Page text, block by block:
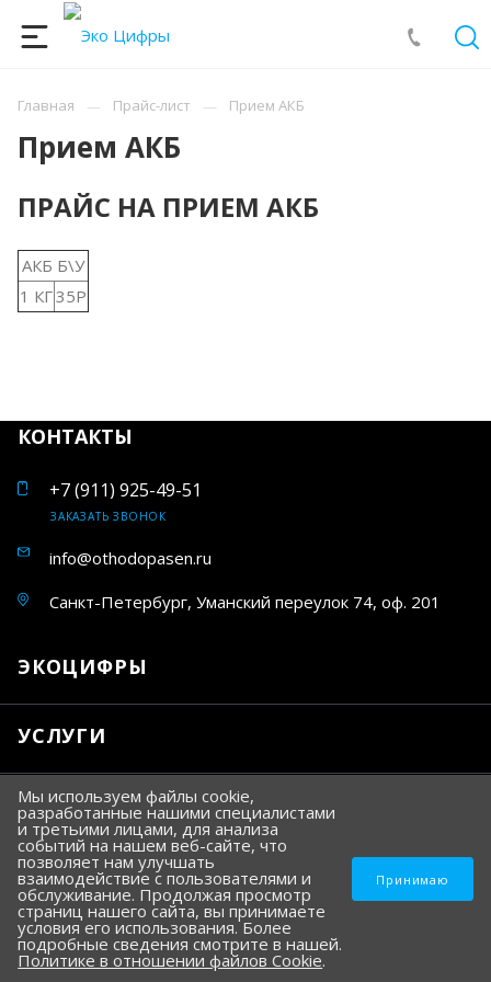
Главная Прайс-лист Прием АКБ
Прием АКБ
ПРАЙС НА ПРИЕМ АКБ
АКБ Б\У
1 КГ35Р
КОНТАКТЫ
+7 (911) 925-49-51
ЗАКАЗАТЬ ЗВОНОК
info@othodopasen.ru
Санкт-Петербург, Уманский переулок 74, оф. 201
ЭКОЦИФРЫ
УСЛУГИ
Разработка и продвижение сайта —SeoTemple
© 2026 ООО «Экологические цифры» — прием и вывоз масла
Мы используем файлы cookie,
разработанные нашими специалистами
и третьими лицами, для анализа
событий на нашем веб-сайте, что
позволяет нам улучшать
взаимодействие с пользователями и
обслуживание. Продолжая просмотр
страниц нашего сайта, вы принимаете
условия его использования. Более
подробные сведения смотрите в нашей.
Политике в отношении файлов Cookie.
Принимаю